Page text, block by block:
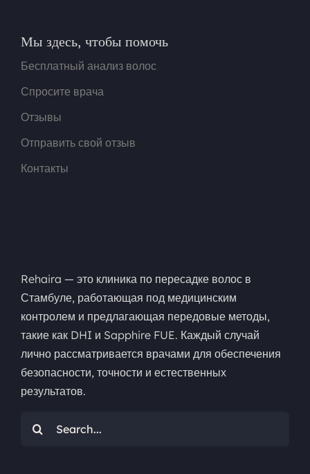
Мы здесь, чтобы помочь
Бесплатный анализ волос
Спросите врача
Отзывы
Отправить свой отзыв
Контакты
Rehaira — это клиника по пересадке волос в
Стамбуле, работающая под медицинским
контролем и предлагающая передовые методы,
такие как DHI и Sapphire FUE. Каждый случай
лично рассматривается врачами для обеспечения
безопасности, точности и естественных
результатов.